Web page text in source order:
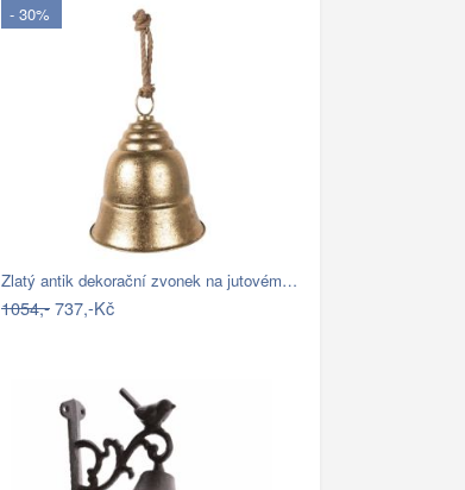
- 30%
Zlatý antik dekorační zvonek na jutovém…
1054,-737,-Kč